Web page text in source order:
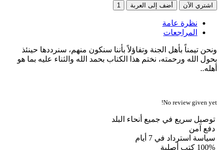
اشتري الآن
أضف إلى العربة 1
نظرة عامة
المراجعات
ونحن تيمناً بأهل الجنة وتفاؤلاً بأننا سنكون منهم، سنرددها حينئذ
بحول الله ورحمته، نختم هذا الكتاب بحمد الله والثناء عليه بما هو
أهله..
No review given yet!
توصيل سريع في جميع أنحاء البلد
دفع آمن
سياسة استرداد في 7 أيام
100% كتب أصلية